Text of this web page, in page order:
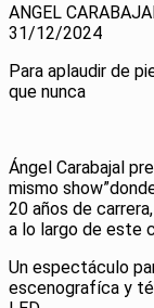
ANGEL
31/12/2024
Para aplaudir de
que nunca
Ángel Carabajal
mismo
20 años de
a lo largo de este
Un espectáculo
escenografíca y